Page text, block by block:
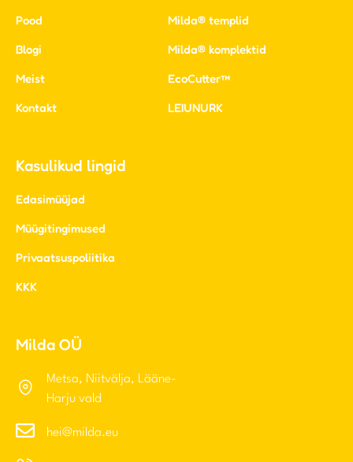
Pood
Blogi
Meist
Kontakt
Milda® templid
Milda® komplektid
EcoCutter™
LEIUNURK
Kasulikud lingid
Edasimüüjad
Müügitingimused
Privaatsuspoliitika
KKK
Milda OÜ
Metsa, Niitvälja, Lääne-
Harju vald
hei@milda.eu